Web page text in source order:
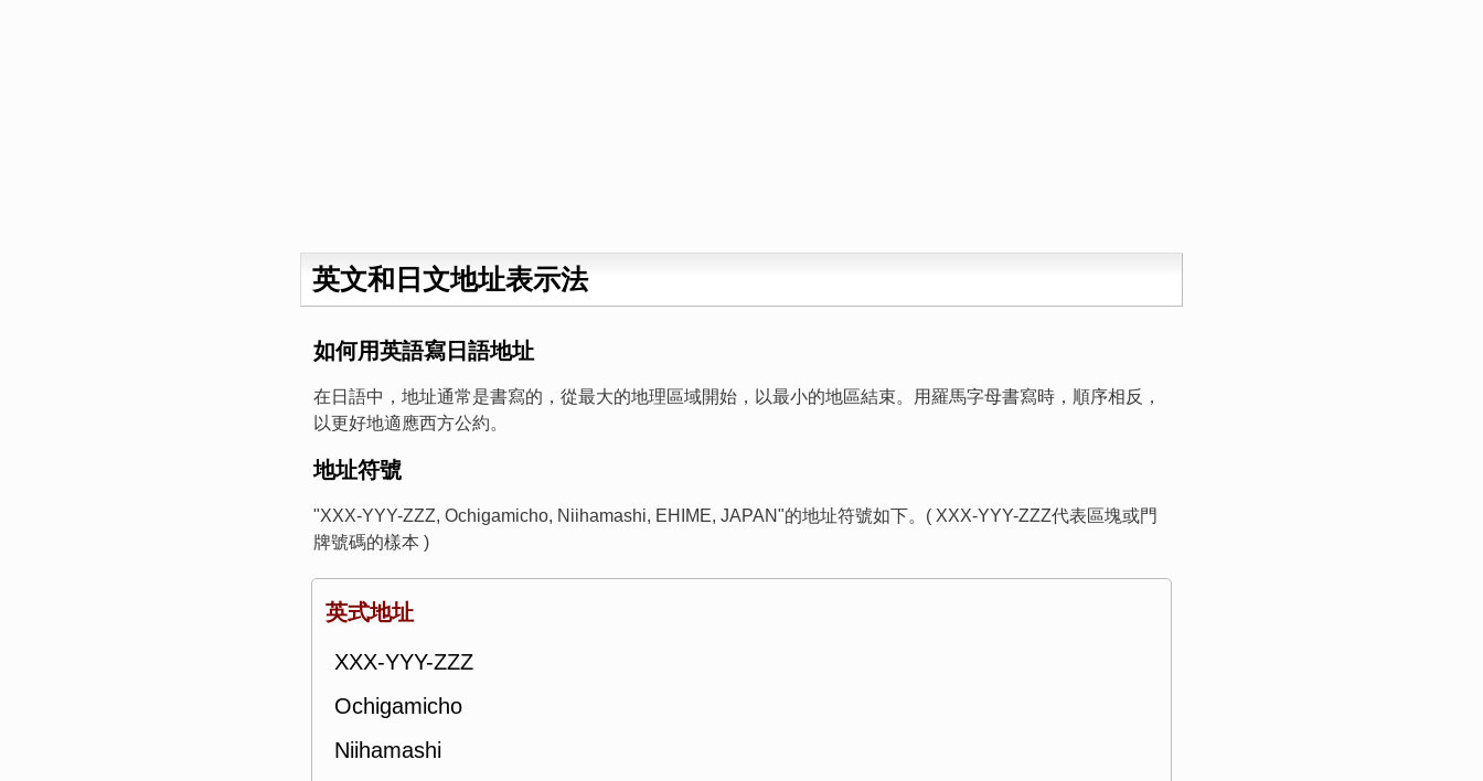
英文和日文地址表示法
如何用英語寫日語地址
在日語中，地址通常是書寫的，從最大的地理區域開始，以最小的地區結束。用羅馬字母書寫時，順序相反，
以更好地適應西方公約。
地址符號
"XXX-YYY-ZZZ, Ochigamicho, Niihamashi, EHIME, JAPAN"的地址符號如下。( XXX-YYY-ZZZ代表區塊或門
牌號碼的樣本 )
英式地址
XXX-YYY-ZZZ
Ochigamicho
Niihamashi